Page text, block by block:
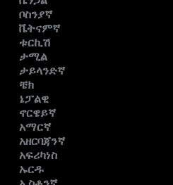
ቦስንያኛ
ቬትናምኛ
ቱርኪሽ
ታሚል
ታይላንድኛ
ቼክ
ኔፓልዊ
ኖርዌይኛ
አማርኛ
አዘርባጃንኛ
አፍሪካነስ
ኡርዱ